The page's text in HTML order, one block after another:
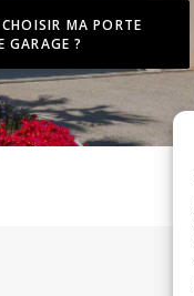
MA PORTE
GARAGE ?